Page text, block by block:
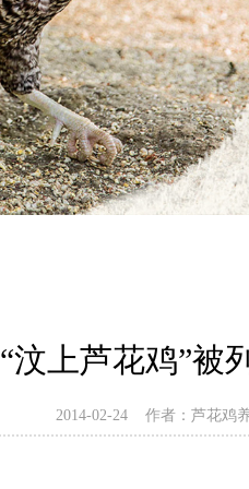
“汶上芦花鸡”被
2014-02-24 作者：芦花鸡